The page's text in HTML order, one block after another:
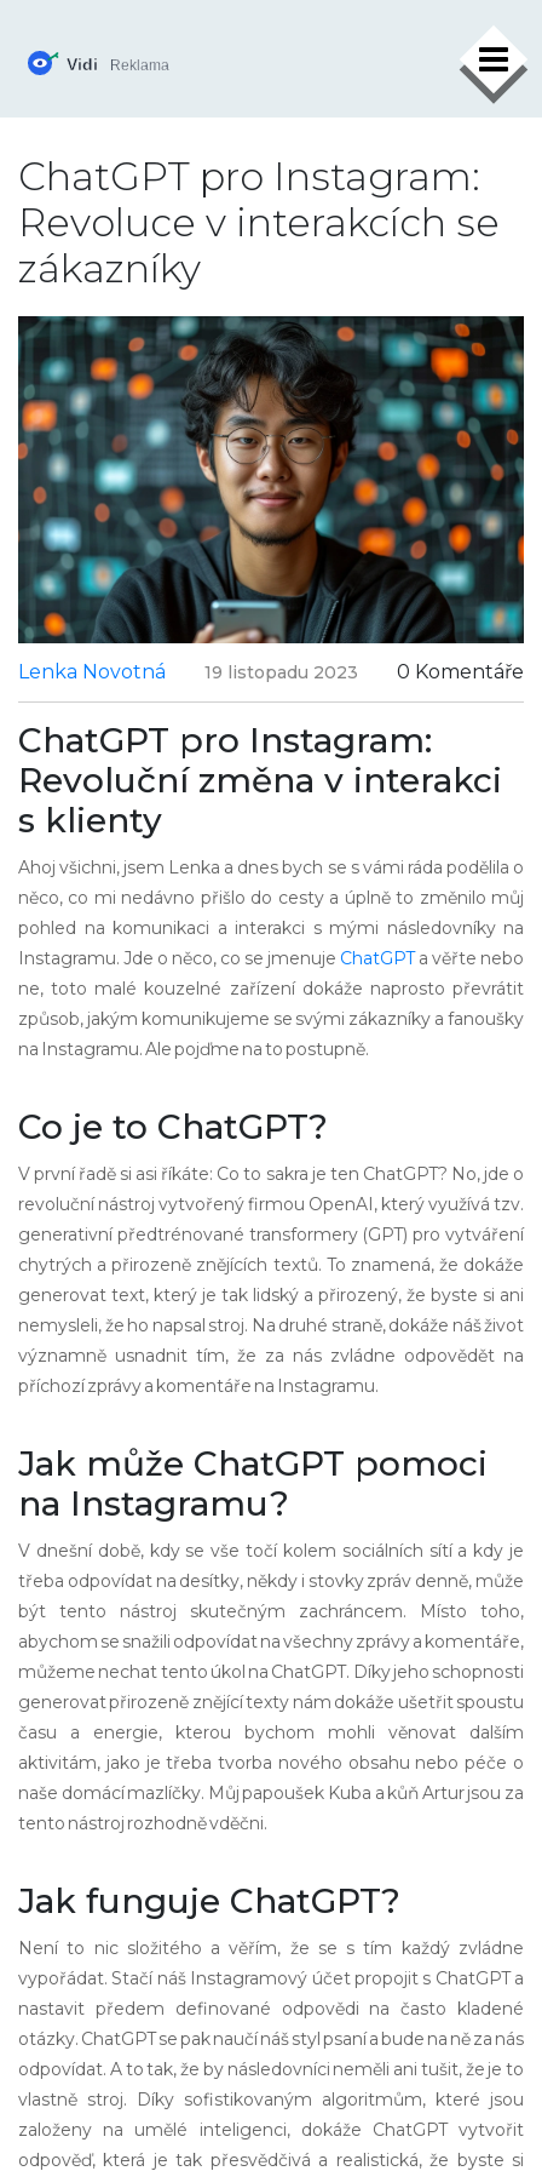
×
ChatGPT pro Instagram:
Revoluce v interakcích se
zákazníky
Lenka Novotná 19 listopadu 2023 0 Komentáře
ChatGPT pro Instagram:
Revoluční změna v interakci
s klienty
Ahoj všichni, jsem Lenka a dnes bych se s vámi ráda podělila o
něco, co mi nedávno přišlo do cesty a úplně to změnilo můj
pohled na komunikaci a interakci s mými následovníky na
Instagramu. Jde o něco, co se jmenuje ChatGPTa věřte nebo
ne, toto malé kouzelné zařízení dokáže naprosto převrátit
způsob, jakým komunikujeme se svými zákazníky a fanoušky
na Instagramu. Ale pojďme na to postupně.
Co je to ChatGPT?
V první řadě si asi říkáte: Co to sakra je ten ChatGPT? No, jde o
revoluční nástroj vytvořený firmou OpenAI, který využívá tzv.
generativní předtrénované transformery (GPT) pro vytváření
chytrých a přirozeně znějících textů. To znamená, že dokáže
generovat text, který je tak lidský a přirozený, že byste si ani
nemysleli, že ho napsal stroj. Na druhé straně, dokáže náš život
významně usnadnit tím, že za nás zvládne odpovědět na
příchozí zprávy a komentáře na Instagramu.
Jak může ChatGPT pomoci
na Instagramu?
V dnešní době, kdy se vše točí kolem sociálních sítí a kdy je
třeba odpovídat na desítky, někdy i stovky zpráv denně, může
být tento nástroj skutečným zachráncem. Místo toho,
abychom se snažili odpovídat na všechny zprávy a komentáře,
můžeme nechat tento úkol na ChatGPT. Díky jeho schopnosti
generovat přirozeně znějící texty nám dokáže ušetřit spoustu
času a energie, kterou bychom mohli věnovat dalším
aktivitám, jako je třeba tvorba nového obsahu nebo péče o
naše domácí mazlíčky. Můj papoušek Kuba a kůň Artur jsou za
tento nástroj rozhodně vděčni.
Jak funguje ChatGPT?
Není to nic složitého a věřím, že se s tím každý zvládne
vypořádat. Stačí náš Instagramový účet propojit s ChatGPT a
nastavit předem definované odpovědi na často kladené
otázky. ChatGPT se pak naučí náš styl psaní a bude na ně za nás
odpovídat. A to tak, že by následovníci neměli ani tušit, že je to
vlastně stroj. Díky sofistikovaným algoritmům, které jsou
založeny na umělé inteligenci, dokáže ChatGPT vytvořit
odpověď, která je tak přesvědčivá a realistická, že byste si